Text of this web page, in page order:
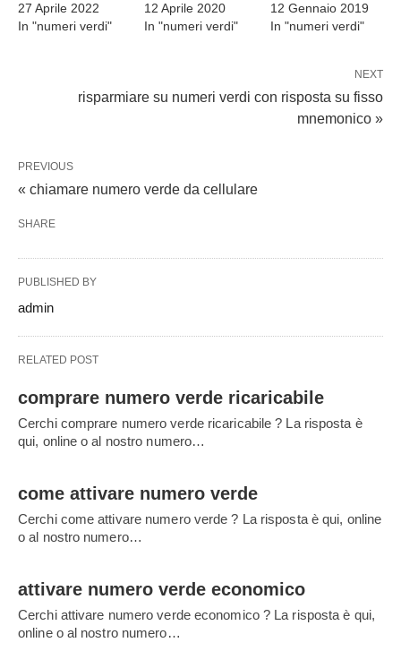
27 Aprile 2022
In "numeri verdi"
12 Aprile 2020
In "numeri verdi"
12 Gennaio 2019
In "numeri verdi"
NEXT
risparmiare su numeri verdi con risposta su fisso
mnemonico »
PREVIOUS
« chiamare numero verde da cellulare
SHARE
PUBLISHED BY
admin
RELATED POST
comprare numero verde ricaricabile
Cerchi comprare numero verde ricaricabile ? La risposta è
qui, online o al nostro numero…
come attivare numero verde
Cerchi come attivare numero verde ? La risposta è qui, online
o al nostro numero…
attivare numero verde economico
Cerchi attivare numero verde economico ? La risposta è qui,
online o al nostro numero…